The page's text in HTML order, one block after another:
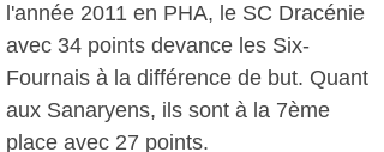
l'année 2011 en PHA, le SC Dracénie
avec 34 points devance les Six-
Fournais à la différence de but. Quant
aux Sanaryens, ils sont à la 7ème
place avec 27 points.